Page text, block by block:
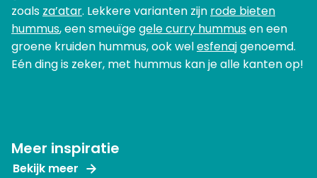
zoals za’atar. Lekkere varianten zijn rode bieten
hummus, een smeuïgegele curry hummusen een
groene kruiden hummus, ook welesfenajgenoemd.
Eén ding is zeker, met hummus kan je alle kanten op!
Meer inspiratie
Bekijk meer